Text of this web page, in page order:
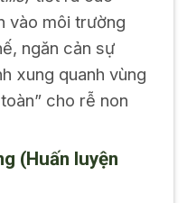
vào môi trường
ngăn cản sự
xung quanh vùng
cho rễ non
(Huấn luyện